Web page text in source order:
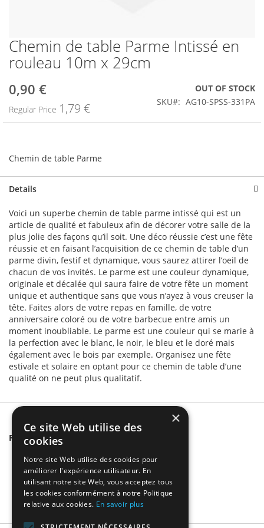
Skip
to
the
of
images
gallery
Chemin de table Parme Intissé en
rouleau 10m x 29cm
Special
Price
0,90 €
Regular Price 1,79 €
OUT OF STOCK
SKU
AG10-SPSS-331PA
Chemin de table Parme
Details
Voici un superbe chemin de table parme intissé qui est un
article de qualité et fabuleux afin de décorer votre salle de la
plus jolie des façons qu’il soit. Une déco réussie c’est une fête
réussie et en faisant l’acquisition de ce chemin de table d’un
parme divin, festif et dynamique, vous saurez attirer l’oeil de
chacun de vos invités. Le parme est une couleur dynamique,
originale et décalée qui saura faire de votre fête un moment
unique et authentique sans que vous n’ayez à vous creuser la
tête. Faites alors de votre repas en famille, de votre
anniversaire coloré ou de votre barbecue entre amis un
moment inoubliable. Le parme est une couleur qui se marie à
la perfection avec le blanc, le noir, le bleu et le doré mais
également avec le bois par exemple. Organisez une fête
estivale et solaire en optant pour ce chemin de table d’une
qualité on ne peut plus qualitatif.
Related Products
×
Ce site Web utilise des
cookies
Notre site Web utilise des cookies pour
améliorer l'expérience utilisateur. En
utilisant notre site Web, vous acceptez tous
les cookies conformément à notre Politique
relative aux cookies. En savoir plus